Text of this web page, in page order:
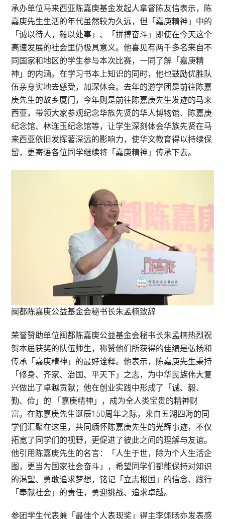
承办单位马来西亚陈嘉庚基金发起人拿督陈友信表示，陈
嘉庚先生生活的年代虽然较为久远，但「嘉庚精神」中的
「诚以待人，毅以处事」、「拼搏奋斗」即使在今天这个
高速发展的社会里仍极具意义。他喜见有两千多名来自不
同国家和地区的学生参与本次比赛，一同了解「嘉庚精
神」的内涵。在学习书本上知识的同时，他也鼓励优胜队
伍亲身实地去感受，加深体会。去年的游学团是前往陈嘉
庚先生的故乡厦门，今年则是前往陈嘉庚先生发迹的马来
西亚，带领大家参观纪念华族先贤的华人博物馆、陈嘉庚
纪念馆、林连玉纪念馆等，让学生深刻体会华族先贤在马
来西亚依旧发挥著深远的影响力，使华文教育得以持续保
留，更寄语各位同学继续将「嘉庚精神」传承下去。
闽都陈嘉庚公益基金会秘书长朱孟楠致辞
荣誉赞助单位闽都陈嘉庚公益基金会秘书长朱孟楠热烈祝
贺本届获奖的队伍师生，称赞他们所获得的佳绩是弘扬和
传承「嘉庚精神」的最好诠释。他表示，陈嘉庚先生秉持
「修身、齐家、治国、平天下」之志，为中华民族伟大复
兴做出了卓越贡献；他在创业实践中形成了「诚、毅、
勤、俭」的 「嘉庚精神」，成为全人类宝贵的精神财
富。在陈嘉庚先生诞辰150周年之际，来自五湖四海的同
学们汇聚在这里，共同缅怀陈嘉庚先生的光辉事迹，不仅
拓宽了同学们的视野，更促进了彼此之间的理解与友谊。
他引用陈嘉庚先生的名言：「人生于世，除为个人生活企
图，更当为国家社会奋斗」，希望同学们都能保持对知识
的渴望、勇敢追求梦想，铭记「立志报国」的信念、践行
「奉献社会」的责任，勇迎挑战、追求卓越。
参团学生代表兼「最佳个人表现奖」得主李翊旸亦发表感